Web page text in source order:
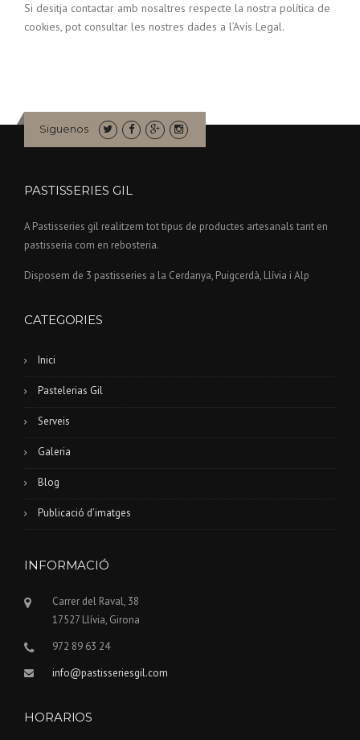
Si desitja contactar amb nosaltres respecte la nostra política de
cookies, pot consultar les nostres dades a l’Avís Legal.
Siguenos
PASTISSERIES GIL
A Pastisseries gil realitzem tot tipus de productes artesanals tant en
pastisseria com en rebosteria.
Disposem de 3 pastisseries a la Cerdanya, Puigcerdà, Llívia i Alp
CATEGORIES
Inici
Pastelerias Gil
Serveis
Galeria
Blog
Publicació d’imatges
INFORMACIÓ
Carrer del Raval, 38
17527 Llívia, Girona
972 89 63 24
info@pastisseriesgil.com
HORARIOS